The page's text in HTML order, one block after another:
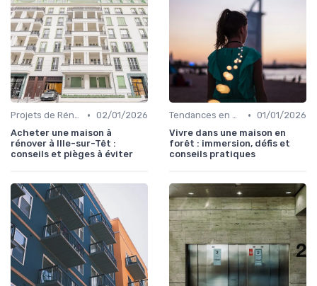
Projets de Rénovation • 02/01/2026
Acheter une maison à
rénover à Ille-sur-Têt :
conseils et pièges à éviter
Tendances en Aménagement Domestique • 01/01/2026
Vivre dans une maison en
forêt : immersion, défis et
conseils pratiques